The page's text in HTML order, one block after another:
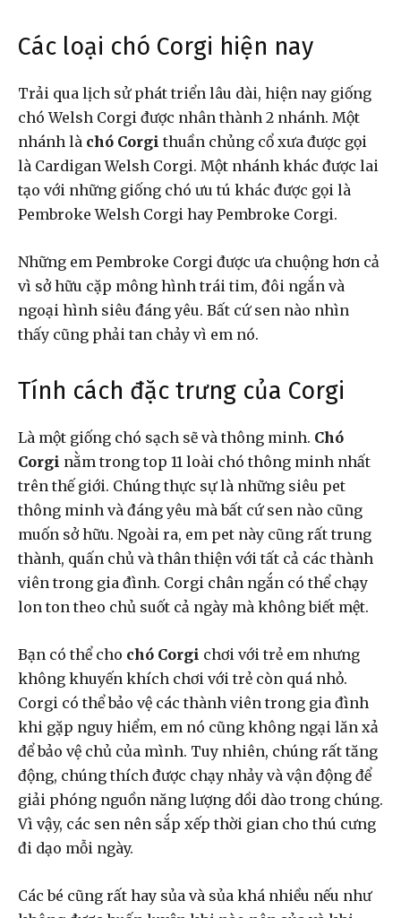
Các loại chó Corgi hiện nay
Trải qua lịch sử phát triển lâu dài, hiện nay giống
chóWelsh Corgi được nhân thành 2 nhánh. Một
nhánh là chó Corgi thuần chủng cổ xưa được gọi
là Cardigan Welsh Corgi. Một nhánh khác được lai
tạo với những giống chó ưu tú khác được gọi là
Pembroke Welsh Corgi hay Pembroke Corgi.
Những em Pembroke Corgi được ưa chuộng hơn cả
vì sở hữu cặp mông hình trái tim, đôi ngắn và
ngoại hình siêu đáng yêu. Bất cứ sen nào nhìn
thấy cũng phải tan chảy vì em nó.
Tính cách đặc trưng của Corgi
Là một giống chó sạch sẽ và thông minh. Chó
Corgi nằm trong top 11 loài chó thông minh nhất
trên thế giới. Chúng thực sự là những siêu pet
thông minh và đáng yêu mà bất cứ sen nào cũng
muốn sở hữu. Ngoài ra, em pet này cũng rất trung
thành, quấn chủ và thân thiện với tất cả các thành
viên trong gia đình. Corgi chân ngắn có thể chạy
lon ton theo chủ suốt cả ngày mà không biết mệt.
Bạn có thể cho chó Corgi chơi với trẻ em nhưng
không khuyến khích chơi với trẻ còn quá nhỏ.
Corgi có thể bảo vệ các thành viên trong gia đình
khi gặp nguy hiểm, em nó cũng không ngại lăn xả
để bảo vệ chủ của mình. Tuy nhiên, chúng rất tăng
động, chúng thích được chạy nhảy và vận động để
giải phóng nguồn năng lượng dồi dào trong chúng.
Vì vậy, các sen nên sắp xếp thời gian cho thú cưng
đi dạo mỗi ngày.
Các bé cũng rất hay sủa và sủa khá nhiều nếu như